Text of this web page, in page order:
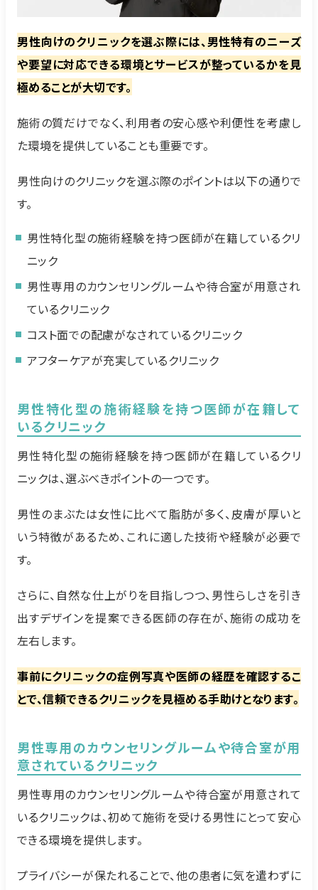
男性向けのクリニックを選ぶ際には、男性特有のニーズ
や要望に対応できる環境とサービスが整っているかを見
極めることが大切です。
施術の質だけでなく、利用者の安心感や利便性を考慮し
た環境を提供していることも重要です。
男性向けのクリニックを選ぶ際のポイントは以下の通りで
す。
男性特化型の施術経験を持つ医師が在籍しているクリ
ニック
男性専用のカウンセリングルームや待合室が用意され
ているクリニック
コスト面での配慮がなされているクリニック
アフターケアが充実しているクリニック
男性特化型の施術経験を持つ医師が在籍して
いるクリニック
男性特化型の施術経験を持つ医師が在籍しているクリ
ニックは、選ぶべきポイントの一つです。
男性のまぶたは女性に比べて脂肪が多く、皮膚が厚いと
いう特徴があるため、これに適した技術や経験が必要で
す。
さらに、自然な仕上がりを目指しつつ、男性らしさを引き
出すデザインを提案できる医師の存在が、施術の成功を
左右します。
事前にクリニックの症例写真や医師の経歴を確認するこ
とで、信頼できるクリニックを見極める手助けとなります。
男性専用のカウンセリングルームや待合室が用
意されているクリニック
男性専用のカウンセリングルームや待合室が用意されて
いるクリニックは、初めて施術を受ける男性にとって安心
できる環境を提供します。
プライバシーが保たれることで、他の患者に気を遣わずに